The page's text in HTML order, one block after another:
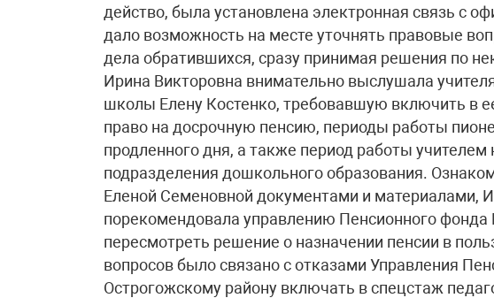
действо, была установлена электронная связь с
дало возможность на месте уточнять правовые
дела обратившихся, сразу принимая решения по
Ирина Викторовна внимательно выслушала
школы Елену Костенко, требовавшую включить в
право на досрочную пенсию, периоды работы
продленного дня, а также период работы
подразделения дошкольного образования.
Еленой Семеновной документами и материалами,
порекомендовала управлению Пенсионного
пересмотреть решение о назначении пенсии в
вопросов было связано с отказами Управления
Острогожскому району включать в спецстаж